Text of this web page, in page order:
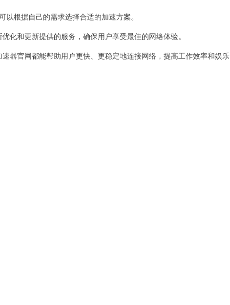
根据自己的需求选择合适的加速方案。
和更新提供的服务，确保用户享受最佳的网络体验。
官网都能帮助用户更快、更稳定地连接网络，提高工作效率和娱乐